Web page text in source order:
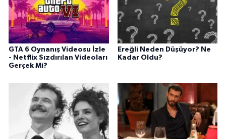
GTA 6 Oynanış Videosu İzle
- Netflix Sızdırılan Videoları
Gerçek Mi?
Ereğli Neden Düşüyor? Ne
Kadar Oldu?